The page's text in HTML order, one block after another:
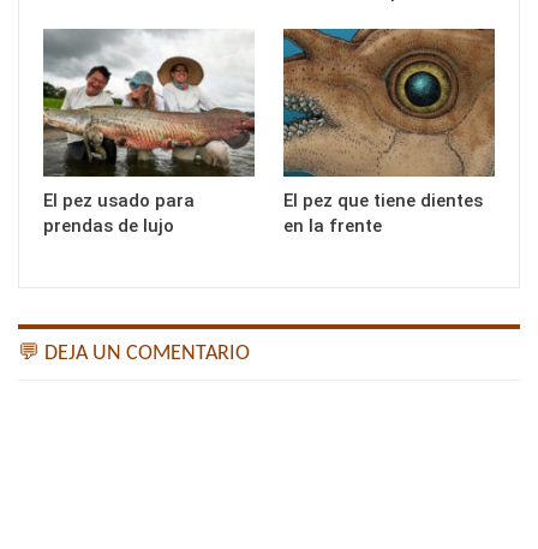
El pez usado para
prendas de lujo
El pez que tiene dientes
en la frente
💬 DEJA UN COMENTARIO